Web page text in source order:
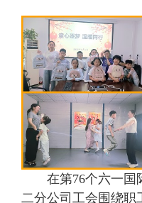
在第76个六一国际
二分公司工会围绕职